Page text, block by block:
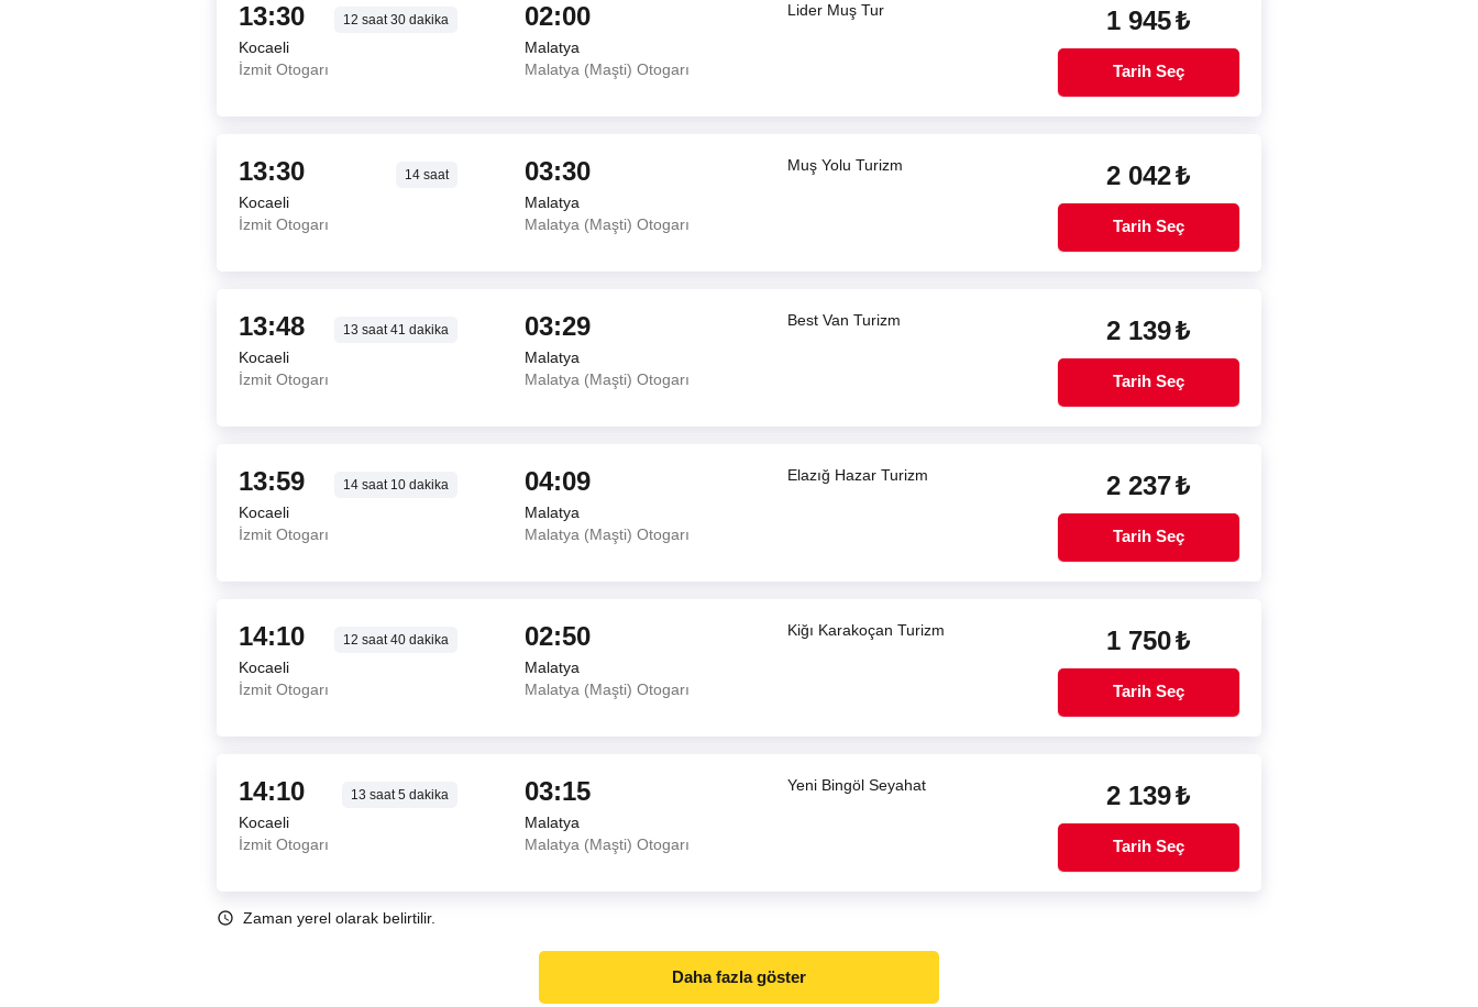
13:30 12 saat30 dakika
Kocaeli
İzmit Otogarı
02:00
Malatya
Malatya (Maşti) Otogarı
Lider Muş Tur 1 945₺
Tarih Seç
13:30 14 saat
Kocaeli
İzmit Otogarı
03:30
Malatya
Malatya (Maşti) Otogarı
Muş Yolu Turizm 2 042₺
Tarih Seç
13:48 13 saat41 dakika
Kocaeli
İzmit Otogarı
03:29
Malatya
Malatya (Maşti) Otogarı
Best Van Turizm 2 139₺
Tarih Seç
13:59 14 saat10 dakika
Kocaeli
İzmit Otogarı
04:09
Malatya
Malatya (Maşti) Otogarı
Elazığ Hazar Turizm 2 237₺
Tarih Seç
14:10 12 saat40 dakika
Kocaeli
İzmit Otogarı
02:50
Malatya
Malatya (Maşti) Otogarı
Kiğı Karakoçan Turizm 1 750₺
Tarih Seç
14:10 13 saat5 dakika
Kocaeli
İzmit Otogarı
03:15
Malatya
Malatya (Maşti) Otogarı
Yeni Bingöl Seyahat 2 139₺
Tarih Seç
Zaman yerel olarak belirtilir.
Daha fazla göster